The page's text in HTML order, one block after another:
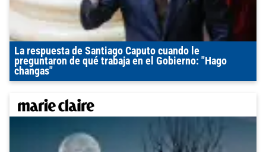
La respuesta de Santiago Caputo cuando le
preguntaron de qué trabaja en el Gobierno: "Hago
changas"